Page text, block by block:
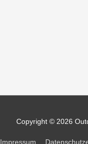
Copyright © 2026
Impressum